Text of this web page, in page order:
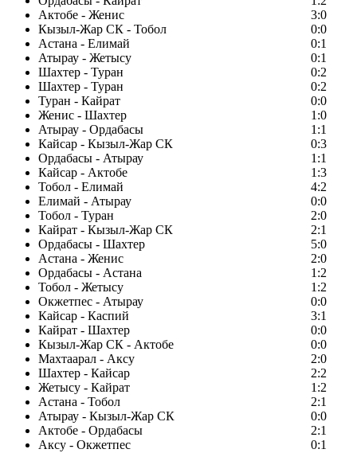
Актобе - Женис
3:0
Кызыл-Жар СК - Тобол
0:0
Астана - Елимай
0:1
Атырау - Жетысу
0:1
Шахтер - Туран
0:2
Шахтер - Туран
0:2
Туран - Кайрат
0:0
Женис - Шахтер
1:0
Атырау - Ордабасы
1:1
Кайсар - Кызыл-Жар СК
0:3
Ордабасы - Атырау
1:1
Кайсар - Актобе
1:3
Тобол - Елимай
4:2
Елимай - Атырау
0:0
Тобол - Туран
2:0
Кайрат - Кызыл-Жар СК
2:1
Ордабасы - Шахтер
5:0
Астана - Женис
2:0
Ордабасы - Астана
1:2
Тобол - Жетысу
1:2
Окжетпес - Атырау
0:0
Кайсар - Каспий
3:1
Кайрат - Шахтер
0:0
Кызыл-Жар СК - Актобе
0:0
Махтаарал - Аксу
2:0
Шахтер - Кайсар
2:2
Жетысу - Кайрат
1:2
Астана - Тобол
2:1
Атырау - Кызыл-Жар СК
0:0
Актобе - Ордабасы
2:1
Аксу - Окжетпес
0:1